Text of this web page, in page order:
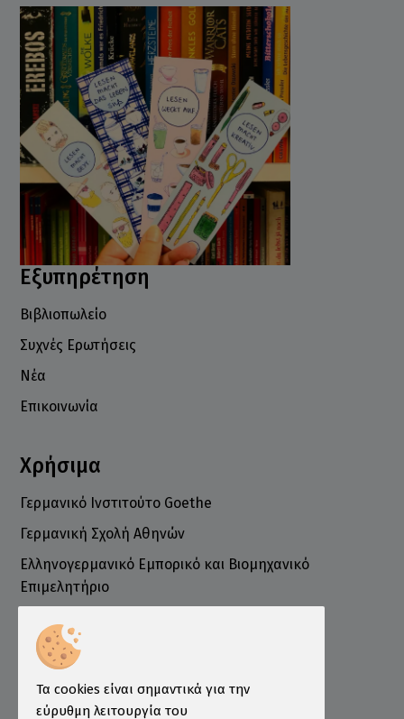
Εξυπηρέτηση
Βιβλιοπωλείο
Συχνές Ερωτήσεις
Νέα
Επικοινωνία
Χρήσιμα
Γερμανικό Ινστιτούτο Goethe
Γερμανική Σχολή Αθηνών
Ελληνογερμανικό Εμπορικό και Βιομηχανικό
Επιμελητήριο
Πληροφορίες
Τρόποι Πληρωμής
Τα cookies είναι σημαντικά για την
εύρυθμη λειτουργία του